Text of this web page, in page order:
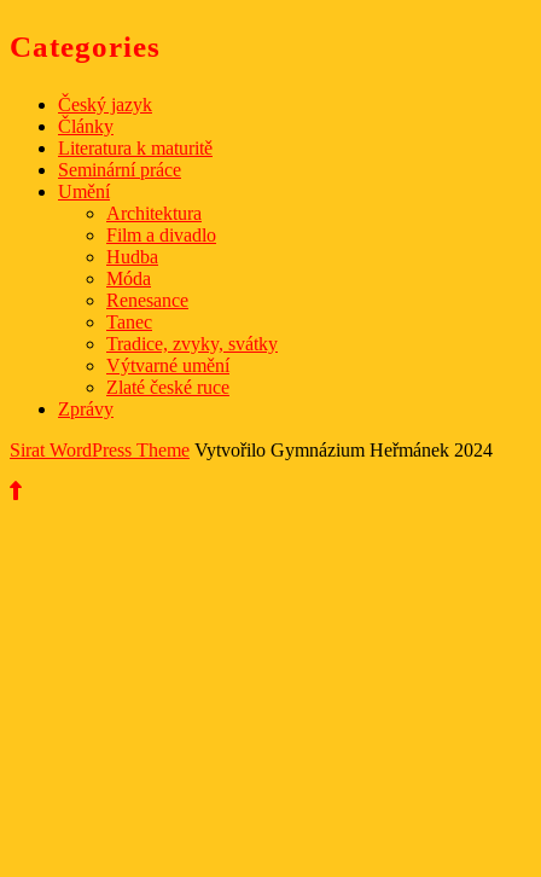
Categories
Český jazyk
Články
Literatura k maturitě
Seminární práce
Umění
Architektura
Film a divadlo
Hudba
Móda
Renesance
Tanec
Tradice, zvyky, svátky
Výtvarné umění
Zlaté české ruce
Zprávy
Sirat WordPress Theme Vytvořilo Gymnázium Heřmánek 2024
Scroll